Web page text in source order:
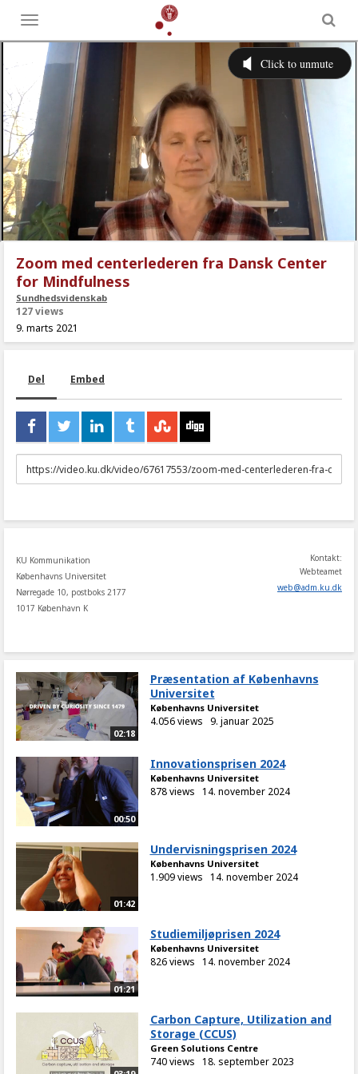
Toggle
menu
Zoom med centerlederen fra Dansk Center
for Mindfulness
Sundhedsvidenskab
127 views
9. marts 2021
Del Embed
URL
to
KU Kommunikation
Københavns Universitet
Nørregade 10, postboks 2177
1017 København K
Kontakt:
Webteamet
web@adm.ku.dk
02:18
Præsentation af Københavns
Universitet
Københavns Universitet
4.056 views 9. januar 2025
00:50
Innovationsprisen 2024
Københavns Universitet
878 views 14. november 2024
01:42
Undervisningsprisen 2024
Københavns Universitet
1.909 views 14. november 2024
01:21
Studiemiljøprisen 2024
Københavns Universitet
826 views 14. november 2024
Carbon Capture, Utilization and
Storage (CCUS)
Green Solutions Centre
740 views 18. september 2023